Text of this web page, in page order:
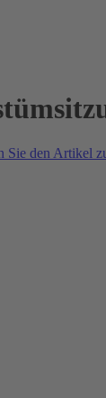
Sie den Artikel